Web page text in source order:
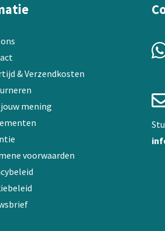
& Verzendkosten
mening
voorwaarden